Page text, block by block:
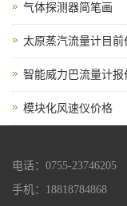
气体探测器简笔画
太原蒸汽流量计目
智能威力巴流量计
模块化风速仪价格
电话：0755-23746205
手机：18818784868